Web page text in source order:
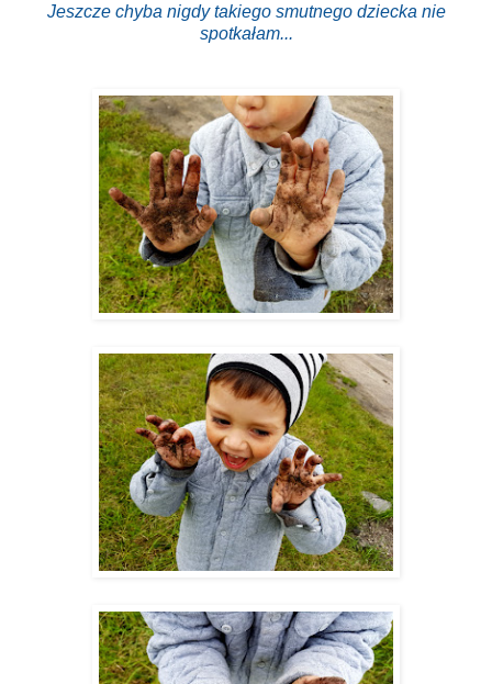
Jeszcze chyba nigdy takiego smutnego dziecka nie
spotkałam...